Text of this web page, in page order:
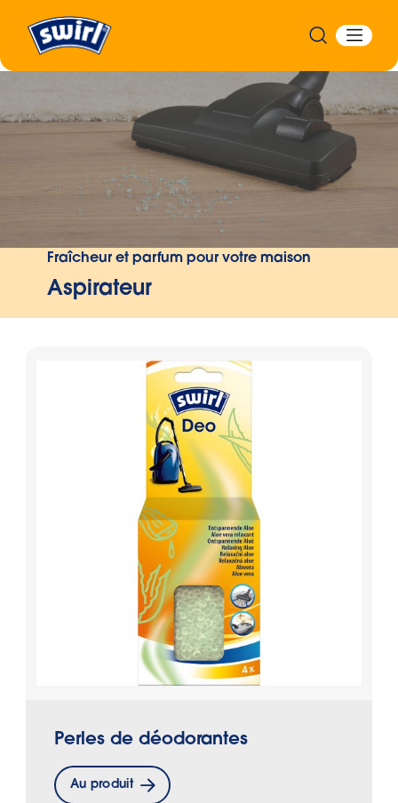
Précédent
Fraîcheur et parfum pour votre maison
Aspirateur
Perles de déodorantes
Au produit